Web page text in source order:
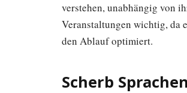
verstehen, unabhängig von
Veranstaltungen wichtig, da
den Ablauf optimiert.
Scherb